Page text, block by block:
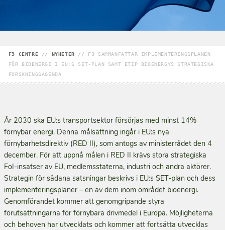
F3 CENTRE // NYHETER // F3 SAMMANFATTAR IMPLEMENTERINGSPLANEN
FÖR BIOENERGI I EU:S SET-PLAN SAMT ETIP BIOENERGYS STRATEGISKA
FORSKNINGSAGENDA
År 2030 ska EU:s transportsektor försörjas med minst 14%
förnybar energi. Denna målsättning ingår i EU:s nya
förnybarhetsdirektiv (RED II), som antogs av ministerrådet den 4
december. För att uppnå målen i RED II krävs stora strategiska
FoI-insatser av EU, medlemsstaterna, industri och andra aktörer.
Strategin för sådana satsningar beskrivs i EU:s SET-plan och dess
implementeringsplaner – en av dem inom området bioenergi.
Genomförandet kommer att genomgripande styra
förutsättningarna för förnybara drivmedel i Europa. Möjligheterna
och behoven har utvecklats och kommer att fortsätta utvecklas